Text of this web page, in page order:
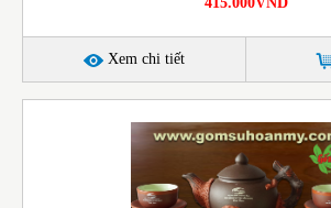
Xem chi tiết